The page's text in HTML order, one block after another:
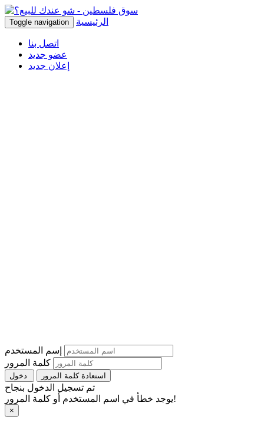
Toggle navigation الرئيسية
اتصل بنا
عضو جديد
إعلان جديد
إسم المستخدم
كلمة المرور
استعادة كلمة المرور
تم تسجيل الدخول بنجاح
يوجد خطأ في اسم المستخدم أو كلمة المرور!
×